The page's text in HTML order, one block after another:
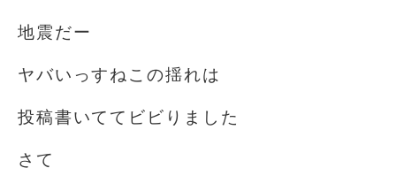
地震だー️
ヤバいっすねこの揺れは
投稿書いててビビりました
さて